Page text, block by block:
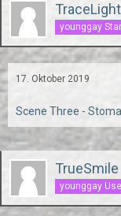
TraceLight
younggay
17. Oktober 2019
Scene Three -
TrueSmile
younggay